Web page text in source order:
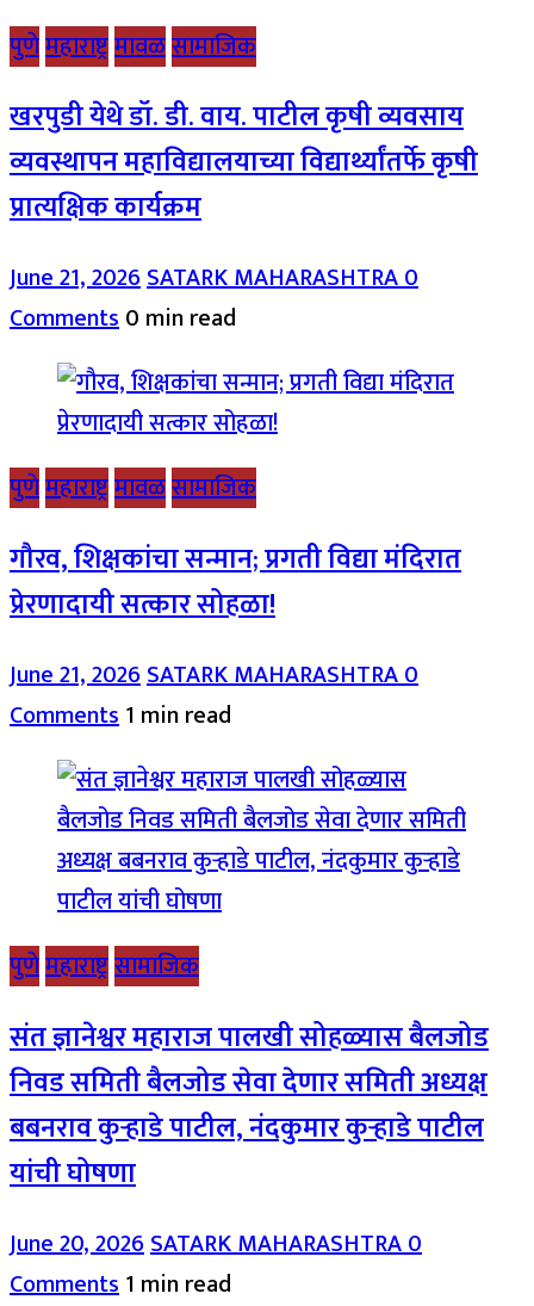
पुणेमहाराष्ट्रमावळसामाजिक
खरपुडी येथे डॉ. डी. वाय. पाटील कृषी व्यवसाय
व्यवस्थापन महाविद्यालयाच्या विद्यार्थ्यांतर्फे कृषी
प्रात्यक्षिक कार्यक्रम
June 21, 2026SATARK MAHARASHTRA0
Comments0 min read
पुणेमहाराष्ट्रमावळसामाजिक
गौरव, शिक्षकांचा सन्मान; प्रगती विद्या मंदिरात
प्रेरणादायी सत्कार सोहळा!
June 21, 2026SATARK MAHARASHTRA0
Comments1 min read
पुणेमहाराष्ट्रसामाजिक
संत ज्ञानेश्वर महाराज पालखी सोहळ्यास बैलजोड
निवड समिती बैलजोड सेवा देणार समिती अध्यक्ष
बबनराव कुऱ्हाडे पाटील, नंदकुमार कुऱ्हाडे पाटील
यांची घोषणा
June 20, 2026SATARK MAHARASHTRA0
Comments1 min read